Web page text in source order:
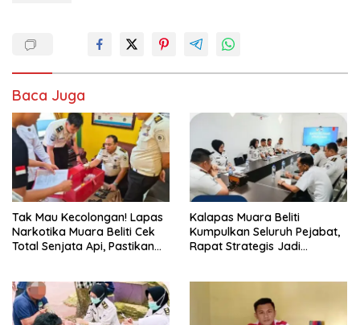
Baca Juga
Tak Mau Kecolongan! Lapas
Narkotika Muara Beliti Cek
Total Senjata Api, Pastikan
Kalapas Muara Beliti
Kumpulkan Seluruh Pejabat,
Rapat Strategis Jadi